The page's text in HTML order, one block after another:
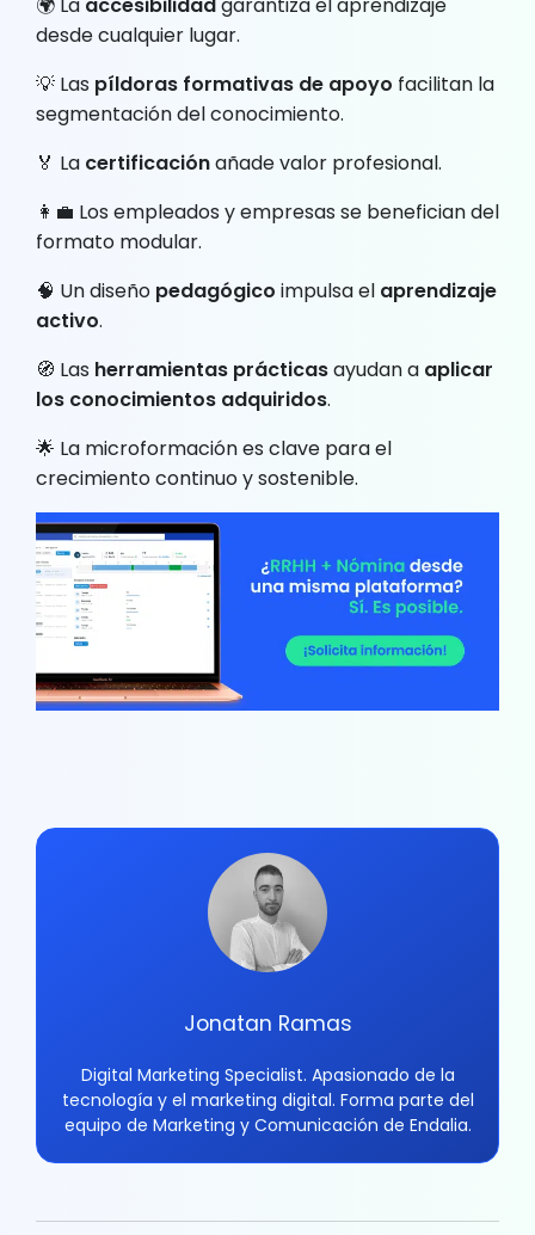
🌍 La accesibilidadgarantiza el aprendizaje
desde cualquier lugar.
💡 Las píldoras formativas de apoyo facilitan la
segmentación del conocimiento.
🏅 La certificaciónañade valor profesional.
👩‍💼 Los empleados y empresas se benefician del
formato modular.
🧠 Un diseño pedagógico impulsa el aprendizaje
activo.
🧭 Las herramientas prácticasayudan a aplicar
los conocimientos adquiridos.
🌟 La microformación es clave para el
crecimiento continuo y sostenible.
Jonatan Ramas
Digital Marketing Specialist. Apasionado de la
tecnología y el marketing digital. Forma parte del
equipo de Marketing y Comunicación de Endalia.